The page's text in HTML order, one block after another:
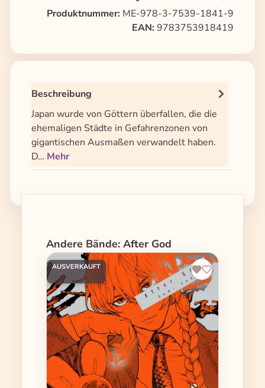
Produktnummer: ME-978-3-7539-1841-9
EAN: 9783753918419
Beschreibung
Japan wurde von Göttern überfallen, die die
ehemaligen Städte in Gefahrenzonen von
gigantischen Ausmaßen verwandelt haben.
D… Mehr
Produktgalerie überspringen
Andere Bände: After God
AUSVERKAUFT